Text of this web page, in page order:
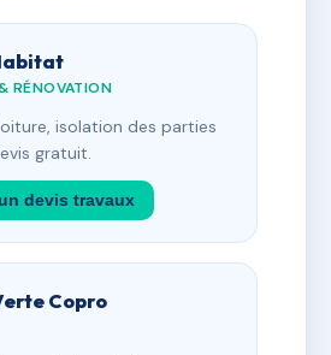
RÉNOVATION
isolation des parties
gratuit.
devis travaux
Copro